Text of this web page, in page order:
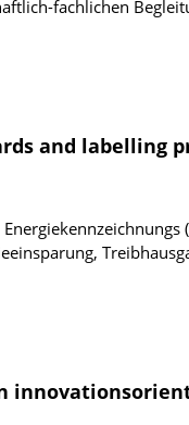
fachlichen
and labelling